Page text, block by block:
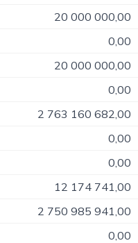
20 000 000,00
0,00
20 000 000,00
0,00
2 763 160 682,00
0,00
0,00
12 174 741,00
2 750 985 941,00
0,00